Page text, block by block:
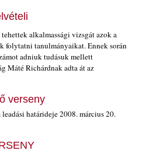
alkalmassági vizsgát azok a
folytatni tanulmányaikat. Ennek során
adniuk tudásuk mellett
Máté Richárdnak adta át az
verseny
határideje 2008. március 20.